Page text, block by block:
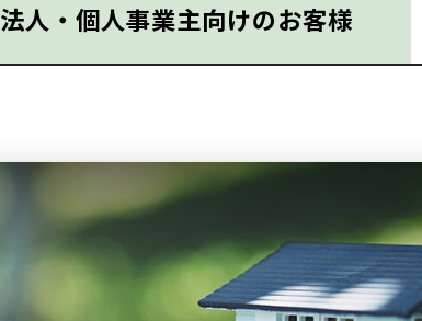
法人・個人事業主向けのお客様